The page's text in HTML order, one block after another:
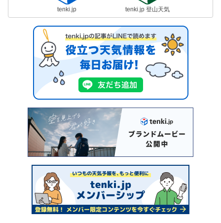
tenki.jp tenki.jp 登山天気